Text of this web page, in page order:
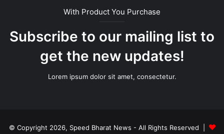
With Product You Purchase
Subscribe to our mailing list to
get the new updates!
Lorem ipsum dolor sit amet, consectetur.
© Copyright 2026, Speed Bharat News - All Rights Reserved |